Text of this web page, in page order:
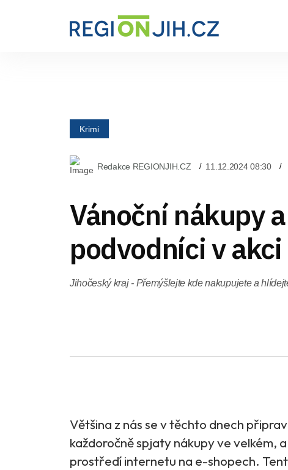
Krimi
Redakce REGIONJIH.CZ 11.12.2024 08:30
Vánoční nákupy a
podvodníci v akci
Jihočeský kraj - Přemýšlejte kde nakupujete a
Většina z nás se v těchto dnech
každoročně spjaty nákupy ve velkém,
prostředí internetu na e-shopech.